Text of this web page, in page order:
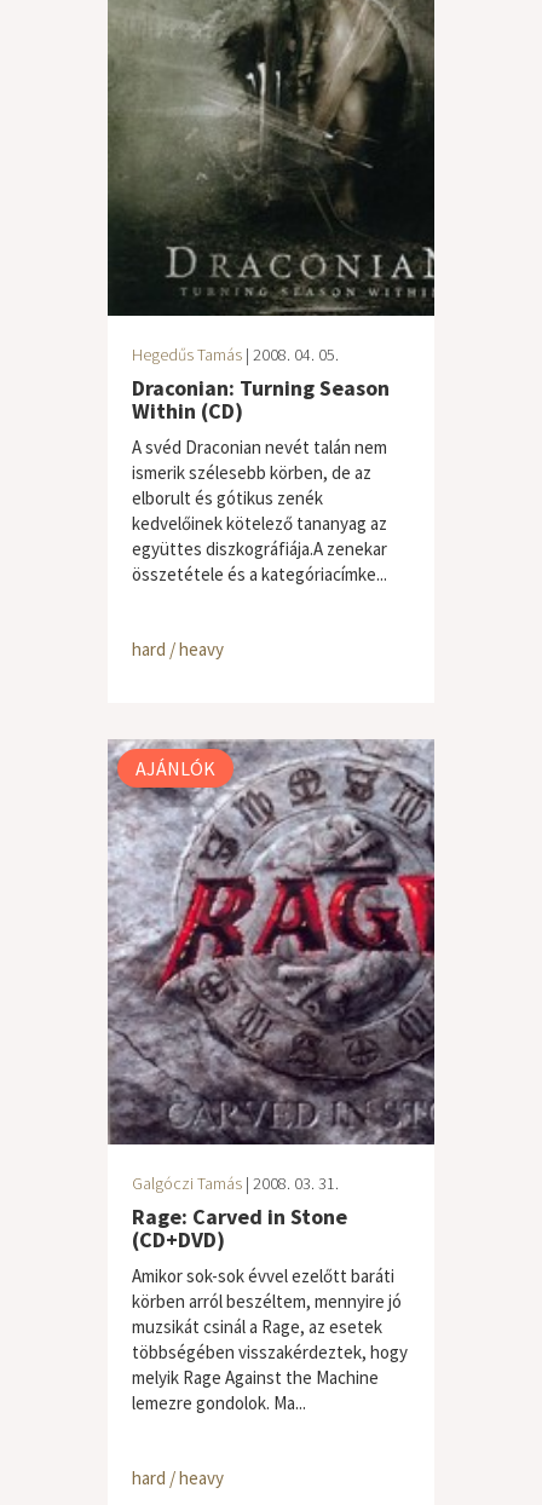
Hegedűs Tamás | 2008. 04. 05.
Draconian: Turning Season
Within (CD)
A svéd Draconian nevét talán nem
ismerik szélesebb körben, de az
elborult és gótikus zenék
kedvelőinek kötelező tananyag az
együttes diszkográfiája.A zenekar
összetétele és a kategóriacímke...
hard / heavy
AJÁNLÓK
Galgóczi Tamás | 2008. 03. 31.
Rage: Carved in Stone
(CD+DVD)
Amikor sok-sok évvel ezelőtt baráti
körben arról beszéltem, mennyire jó
muzsikát csinál a Rage, az esetek
többségében visszakérdeztek, hogy
melyik Rage Against the Machine
lemezre gondolok. Ma...
hard / heavy